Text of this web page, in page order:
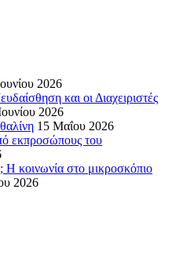
2026
και οι Διαχειριστές
2026
15 Μαΐου 2026
εκπροσώπους του
κοινωνία στο μικροσκόπιο
2026